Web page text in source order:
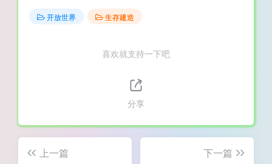
开放世界 生存建造
喜欢就支持一下吧
分享
上一篇
下一篇